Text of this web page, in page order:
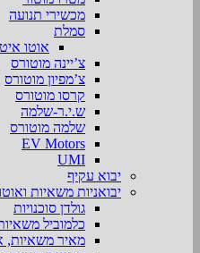
מכשירי תנועה
סמלת
אוטו
צ’יינה מוטורס
צ’מפיון מוטורס
קרסו מוטורס
ש.י.ר-שלמה
שלמה מוטורס
EV Motors
UMI
יבוא עקיף
יבואניות משאיות
גולדן סוכנויות
כלמוביל
מאיר משאיות,